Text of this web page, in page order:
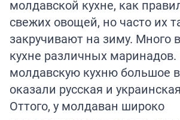
молдавской кухне, как
свежих овощей, но часто их
закручивают на зиму. Много
кухне различных маринадов.
молдавскую кухню большое
оказали русская и
Оттого, у молдаван широко